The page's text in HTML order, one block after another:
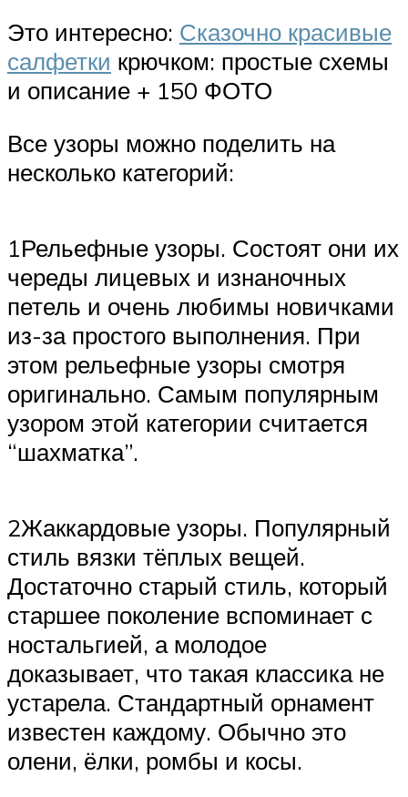
Это интересно: Сказочно красивые
салфетки крючком: простые схемы
и описание + 150 ФОТО
Все узоры можно поделить на
несколько категорий:
1Рельефные узоры. Состоят они их
череды лицевых и изнаночных
петель и очень любимы новичками
из-за простого выполнения. При
этом рельефные узоры смотря
оригинально. Самым популярным
узором этой категории считается
“шахматка”.
2Жаккардовые узоры. Популярный
стиль вязки тёплых вещей.
Достаточно старый стиль, который
старшее поколение вспоминает с
ностальгией, а молодое
доказывает, что такая классика не
устарела. Стандартный орнамент
известен каждому. Обычно это
олени, ёлки, ромбы и косы.